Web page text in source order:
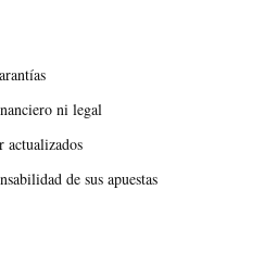
ni legal
actualizados
de sus apuestas